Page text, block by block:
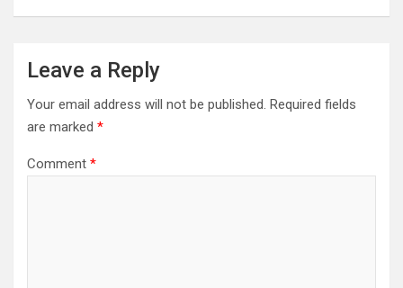
Leave a Reply
Your email address will not be published. Required fields
are marked *
Comment *